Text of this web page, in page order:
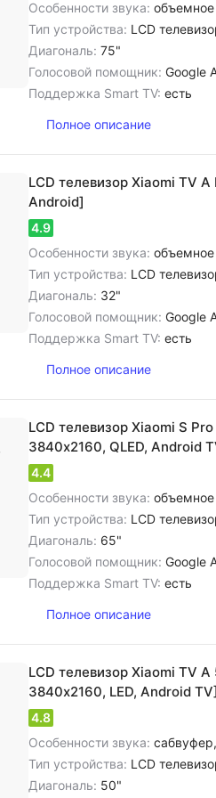
Особенности звука: объемное
Тип устройства: LCD
Диагональ: 75"
Голосовой помощник: Google
Поддержка Smart TV: есть
Полное описание
LCD телевизор Xiaomi TV
Android]
4.9
Особенности звука: объемное
Тип устройства: LCD
Диагональ: 32"
Голосовой помощник: Google
Поддержка Smart TV: есть
Полное описание
LCD телевизор Xiaomi S
3840х2160, QLED, Android
4.4
Особенности звука: объемное
Тип устройства: LCD
Диагональ: 65"
Голосовой помощник: Google
Поддержка Smart TV: есть
Полное описание
LCD телевизор Xiaomi TV
3840х2160, LED, Android TV]
4.8
Особенности звука: сабвуфер, объемное
Тип устройства: LCD
Диагональ: 50"